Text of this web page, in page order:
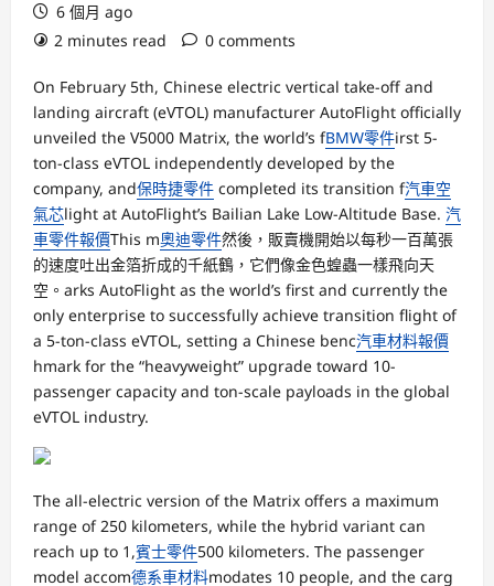
6 個月 ago
2 minutes read
0 comments
On February 5th, Chinese electric vertical take-off and
landing aircraft (eVTOL) manufacturer AutoFlight officially
unveiled the V5000 Matrix, the world’s fBMW零件irst 5-
ton-class eVTOL independently developed by the
company, and保時捷零件 completed its transition f汽車空
氣芯light at AutoFlight’s Bailian Lake Low-Altitude Base. 汽
車零件報價This m奧迪零件然後，販賣機開始以每秒一百萬張
的速度吐出金箔折成的千紙鶴，它們像金色蝗蟲一樣飛向天
空。arks AutoFlight as the world’s first and currently the
only enterprise to successfully achieve transition flight of
a 5-ton-class eVTOL, setting a Chinese benc汽車材料報價
hmark for the “heavyweight” upgrade toward 10-
passenger capacity and ton-scale payloads in the global
eVTOL industry.
The all-electric version of the Matrix offers a maximum
range of 250 kilometers, while the hybrid variant can
reach up to 1,賓士零件500 kilometers. The passenger
model accom德系車材料modates 10 people, and the carg